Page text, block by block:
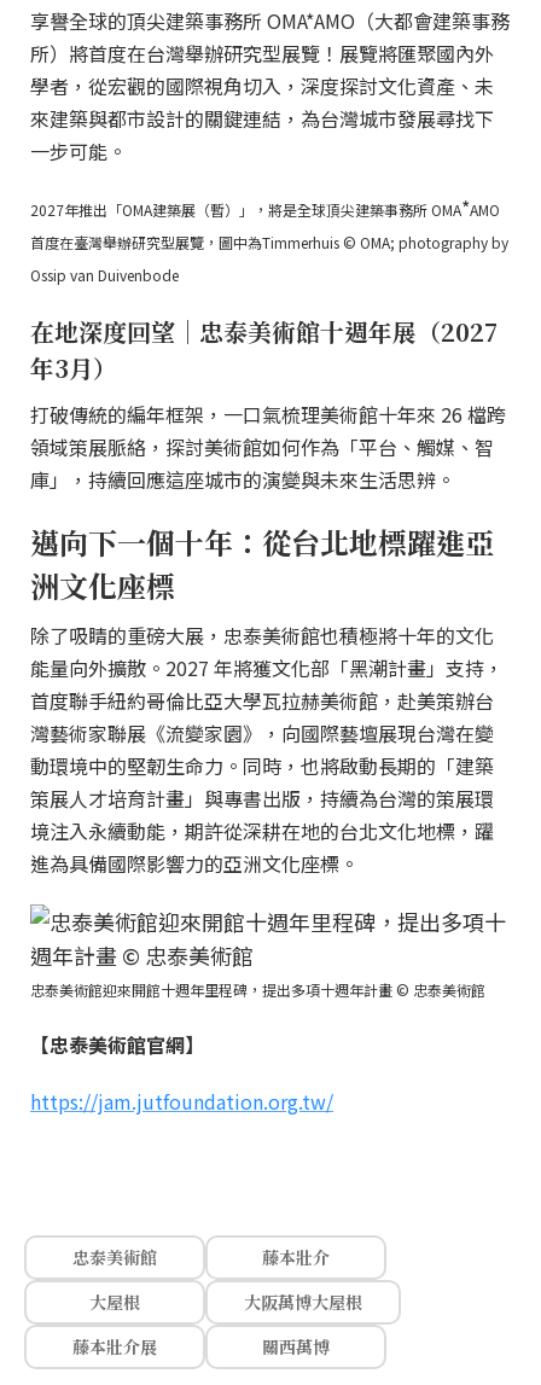
享譽全球的頂尖建築事務所 OMA*AMO（大都會建築事務
所）將首度在台灣舉辦研究型展覽！展覽將匯聚國內外
學者，從宏觀的國際視角切入，深度探討文化資產、未
來建築與都市設計的關鍵連結，為台灣城市發展尋找下
一步可能。
2027年推出「OMA建築展（暫）」，將是全球頂尖建築事務所 OMA*AMO
首度在臺灣舉辦研究型展覽，圖中為Timmerhuis © OMA; photography by
Ossip van Duivenbode
在地深度回望｜忠泰美術館十週年展（2027
年3月）
打破傳統的編年框架，一口氣梳理美術館十年來 26 檔跨
領域策展脈絡，探討美術館如何作為「平台、觸媒、智
庫」，持續回應這座城市的演變與未來生活思辨。
邁向下一個十年：從台北地標躍進亞
洲文化座標
除了吸睛的重磅大展，忠泰美術館也積極將十年的文化
能量向外擴散。2027 年將獲文化部「黑潮計畫」支持，
首度聯手紐約哥倫比亞大學瓦拉赫美術館，赴美策辦台
灣藝術家聯展《流變家園》，向國際藝壇展現台灣在變
動環境中的堅韌生命力。同時，也將啟動長期的「建築
策展人才培育計畫」與專書出版，持續為台灣的策展環
境注入永續動能，期許從深耕在地的台北文化地標，躍
進為具備國際影響力的亞洲文化座標。
忠泰美術館迎來開館十週年里程碑，提出多項十週年計畫 © 忠泰美術館
【忠泰美術館官網】
https://jam.jutfoundation.org.tw/
忠泰美術館
藤本壯介
大屋根
大阪萬博大屋根
藤本壯介展
關西萬博